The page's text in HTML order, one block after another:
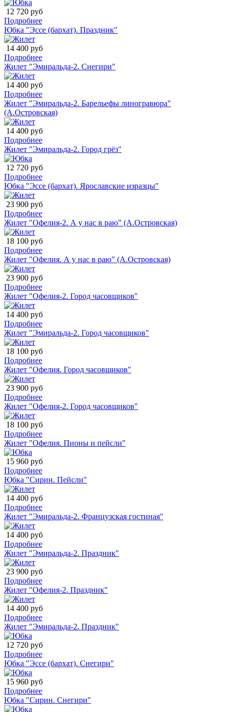
12 720 руб
Подробнее
Юбка "Эссе (бархат). Праздник"
14 400 руб
Подробнее
Жилет "Эмиральда-2. Снегири"
14 400 руб
Подробнее
Жилет "Эмиральда-2. Барельефы линогравюра"
(А.Островская)
14 400 руб
Подробнее
Жилет "Эмиральда-2. Город грёз"
12 720 руб
Подробнее
Юбка "Эссе (бархат). Ярославские изразцы"
23 900 руб
Подробнее
Жилет "Офелия-2. А у нас в раю" (А.Островская)
18 100 руб
Подробнее
Жилет "Офелия. А у нас в раю" (А.Островская)
23 900 руб
Подробнее
Жилет "Офелия-2. Город часовщиков"
14 400 руб
Подробнее
Жилет "Эмиральда-2. Город часовщиков"
18 100 руб
Подробнее
Жилет "Офелия. Город часовщиков"
23 900 руб
Подробнее
Жилет "Офелия-2. Город часовщиков"
18 100 руб
Подробнее
Жилет "Офелия. Пионы и пейсли"
15 960 руб
Подробнее
Юбка "Сирин. Пейсли"
14 400 руб
Подробнее
Жилет "Эмиральда-2. Французская гостиная"
14 400 руб
Подробнее
Жилет "Эмиральда-2. Праздник"
23 900 руб
Подробнее
Жилет "Офелия-2. Праздник"
14 400 руб
Подробнее
Жилет "Эмиральда-2. Праздник"
12 720 руб
Подробнее
Юбка "Эссе (бархат). Снегири"
15 960 руб
Подробнее
Юбка "Сирин. Снегири"